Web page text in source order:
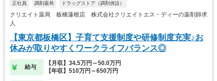
正社員 調剤薬局 ドラッグストア（調剤併設）
クリエイト薬局 板橋蓮根店 株式会社クリエイトエス・ディーの薬剤師求
人
【東京都板橋区】子育て支援制度や研修制度充実♪お
休みが取りやすくワークライフバランス◎
給与
【月収】34.5万円～50.0万円
【年収】510万円～650万円